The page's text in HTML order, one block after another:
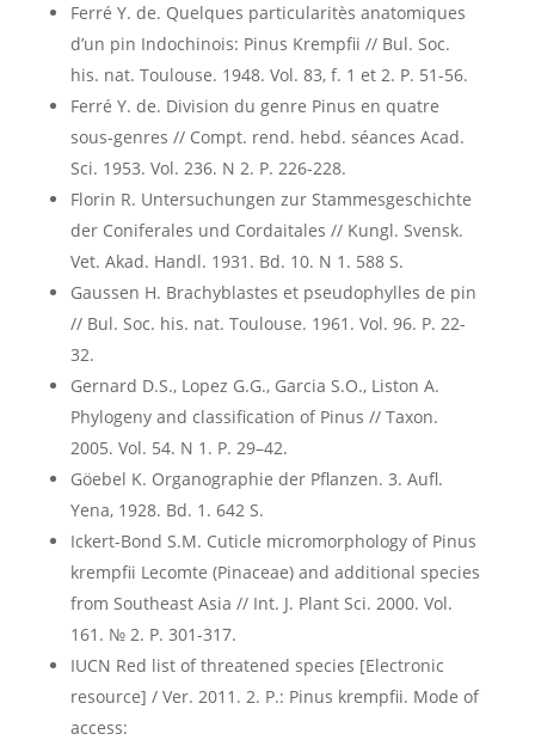
Ferré Y. de. Quelques particularitès anatomiques
d’un pin Indochinois: Pinus Krempfii // Bul. Soc.
his. nat. Toulouse. 1948. Vol. 83, f. 1 et 2. P. 51-56.
Ferré Y. de. Division du genre Pinus en quatre
sous-genres // Compt. rend. hebd. séances Acad.
Sci. 1953. Vol. 236. N 2. P. 226-228.
Florin R. Untersuchungen zur Stammesgeschichte
der Coniferales und Cordaitales // Kungl. Svensk.
Vet. Akad. Handl. 1931. Bd. 10. N 1. 588 S.
Gaussen H. Brachyblastes et pseudophylles de pin
// Bul. Soc. his. nat. Toulouse. 1961. Vol. 96. P. 22-
32.
Gernard D.S., Lopez G.G., Garcia S.O., Liston A.
Phylogeny and classification of Pinus // Taxon.
2005. Vol. 54. N 1. P. 29–42.
Göebel K. Organographie der Pflanzen. 3. Aufl.
Yena, 1928. Bd. 1. 642 S.
Ickert-Bond S.M. Cuticle micromorphology of Pinus
krempfii Lecomte (Pinaceae) and additional species
from Southeast Asia // Int. J. Plant Sci. 2000. Vol.
161. № 2. P. 301-317.
IUCN Red list of threatened species [Electronic
resource] / Ver. 2011. 2. P.: Pinus krempfii. Mode of
access: